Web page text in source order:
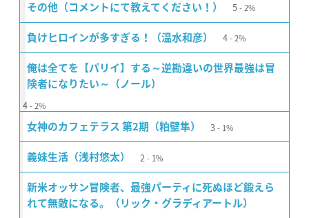
その他（コメントにて教えてください！） 5 2%
負けヒロインが多すぎる！（温水和彦） 4 2%
俺は全てを【パリイ】する～逆勘違いの世界最強は冒
険者になりたい～（ノール）
4 2%
女神のカフェテラス 第2期（粕壁隼） 3 1%
義妹生活（浅村悠太） 2 1%
新米オッサン冒険者、最強パーティに死ぬほど鍛えら
れて無敵になる。（リック・グラディアートル）